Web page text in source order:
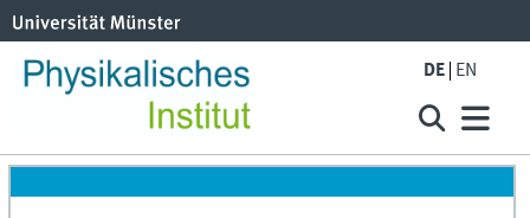
DE EN